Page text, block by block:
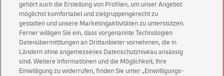
PostIdent
Kundenonline, in der Filiale oder durch den Zusteller
eindeutig identifizieren.
gehört auch die Erstellung von Profilen, um unser Angebot
möglichst komfortabel und zielgruppengerecht zu
gestalten und unsere Marketingaktivitäten zu unterstützen.
Ferner willigen Sie ein, dass vorgenannte Technologien
Datenübermittlungen an Drittanbieter vornehmen, die in
Ländern ohne angemessenes Datenschutzniveau ansässig
sind. Weitere Informationen und die Möglichkeit, Ihre
Einwilligung zu widerrufen, finden Sie unter „Einwilligungs-